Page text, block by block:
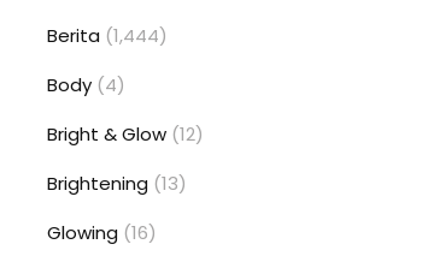
Berita (1,444)
Body (4)
Bright & Glow (12)
Brightening (13)
Glowing (16)